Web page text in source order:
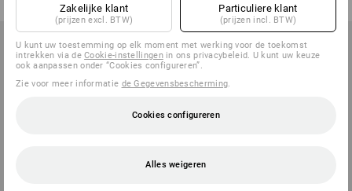
Zakelijke klant
(prijzen excl. BTW)
Particuliere klant
(prijzen incl. BTW)
U kunt uw toestemming op elk moment met werking voor de toekomst
intrekken via deCookie-instellingenin ons privacybeleid. U kunt uw keuze
ook aanpassen onder “Cookies configureren”.
Zie voor meer informatie de Gegevensbescherming
Cookies configureren
Alles weigeren